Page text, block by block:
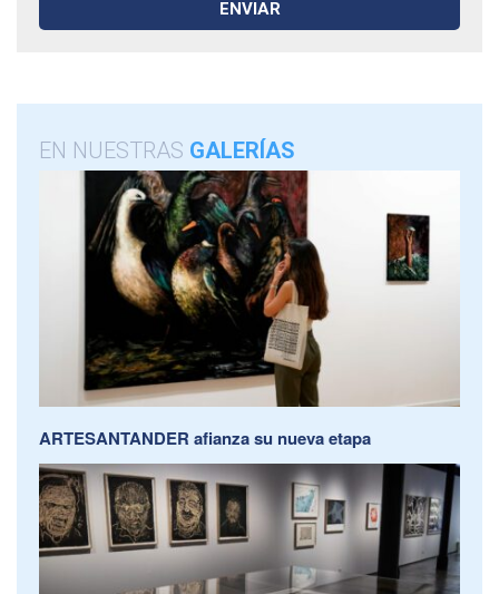
EN NUESTRAS GALERÍAS
ARTESANTANDER afianza su nueva etapa